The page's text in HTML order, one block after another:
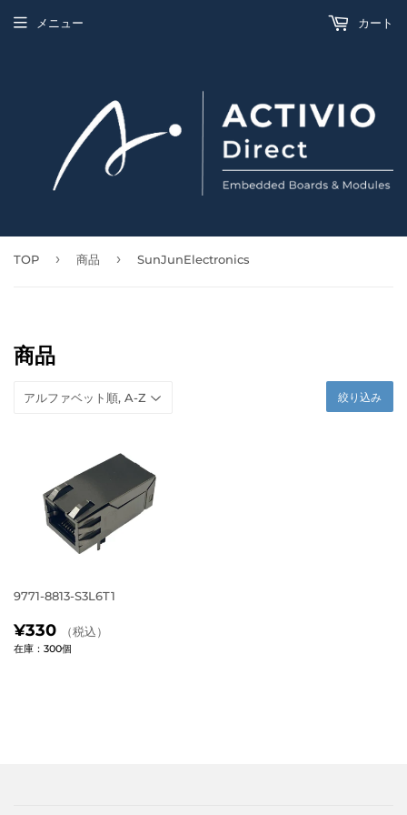
メニュー カート
TOP › 商品 › SunJunElectronics
商品
絞り込み
9771-8813-S3L6T1
通
常
¥330 （税込）
在庫：300個